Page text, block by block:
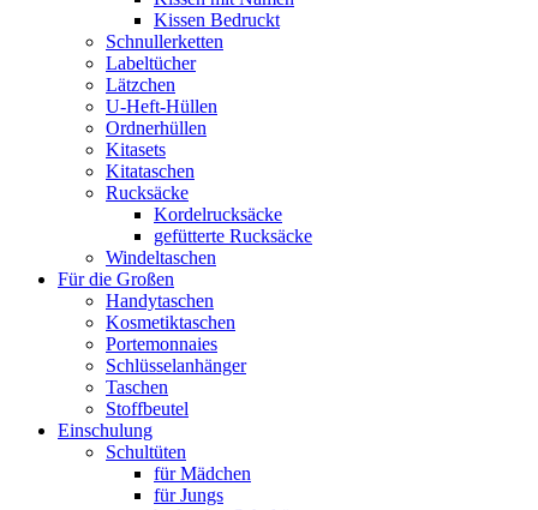
Kissen Bedruckt
Schnullerketten
Labeltücher
Lätzchen
U-Heft-Hüllen
Ordnerhüllen
Kitasets
Kitataschen
Rucksäcke
Kordelrucksäcke
gefütterte Rucksäcke
Windeltaschen
Für die Großen
Handytaschen
Kosmetiktaschen
Portemonnaies
Schlüsselanhänger
Taschen
Stoffbeutel
Einschulung
Schultüten
für Mädchen
für Jungs